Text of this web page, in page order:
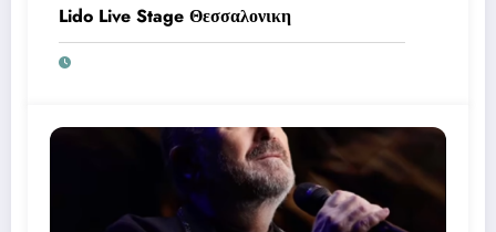
Lido Live Stage Θεσσαλονικη